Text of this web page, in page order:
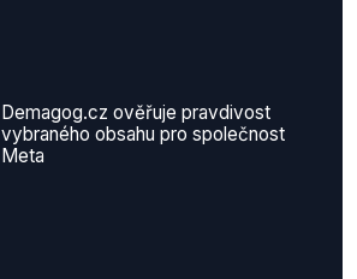
Demagog.cz ověřuje pravdivost
vybraného obsahu pro společnost
Meta